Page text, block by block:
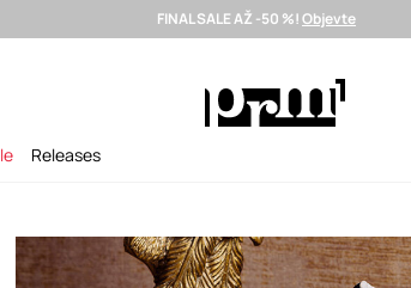
Vybrané prémiové značky >
FINAL SALE AŽ -50 %!Objevte
Releases